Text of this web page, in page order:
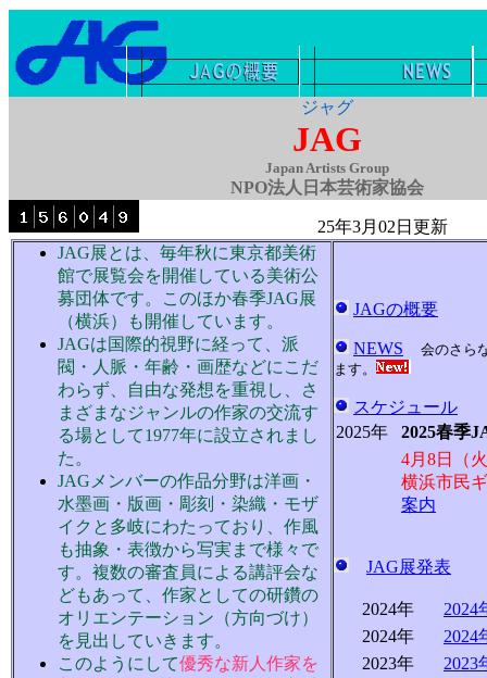
ジャグ
JAG
Japan Artists Group
NPO法人日本芸術家協会
25年3月02日更新
JAG展とは、毎年秋に東京都美術
館で展覧会を開催している美術公
募団体です。このほか春季JAG展
（横浜）も開催しています。
JAGは国際的視野に経って、派
閥・人脈・年齢・画歴などにこだ
わらず、自由な発想を重視し、さ
まざまなジャンルの作家の交流す
る場として1977年に設立されまし
た。
JAGメンバーの作品分野は洋画・
水墨画・版画・彫刻・染織・モザ
イクと多岐にわたっており、作風
も抽象・表徴から写実まで様々で
す。複数の審査員による講評会な
どもあって、作家としての研鑽の
オリエンテーション（方向づけ）
を見出していきます。
このようにして優秀な新人作家を
JAGの概要
NEWS
会のさら
ます。
スケジュール
2025年
2025春季
4月8日（
横浜市民
案内
JAG展発表
2024年
2024
2024年
2023年